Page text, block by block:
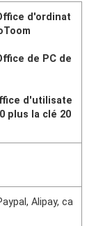
d'ordinat
de PC de
d'utilisate
plus la clé 20
Alipay, ca